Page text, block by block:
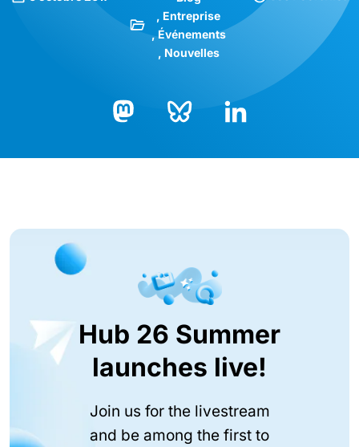
Entreprise
Événements
Nouvelles
Hub 26 Summer
launches live!
Join us for the livestream
and be among the first to